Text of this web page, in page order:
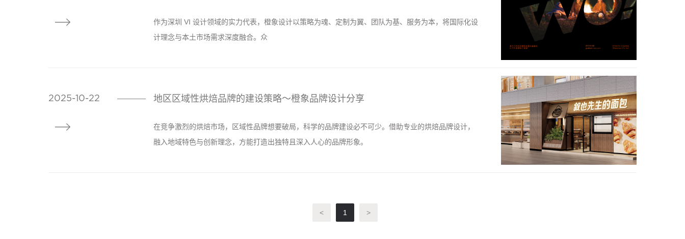

作为深圳 VI 设计领域的实力代表，橙象设计以策略为魂、定制为翼、团队为基、服务为本，将国际化设
计理念与本土市场需求深度融合。众
2025-10-22

———— 地区区域性烘焙品牌的建设策略～橙象品牌设计分享
在竞争激烈的烘焙市场，区域性品牌想要破局，科学的品牌建设必不可少。借助专业的烘焙品牌设计，
融入地域特色与创新理念，方能打造出独特且深入人心的品牌形象。​
< 1 >